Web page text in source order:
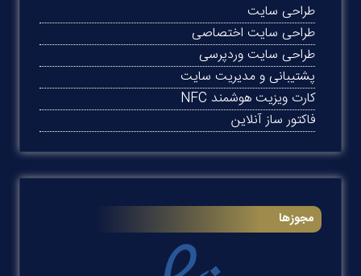
طراحی سایت
طراحی سایت اختصاصی
طراحی سایت وردپرسی
پشتیبانی و مدیریت سایت
کارت ویزیت هوشمند NFC
فاکتور ساز آنلاین
مجوزها